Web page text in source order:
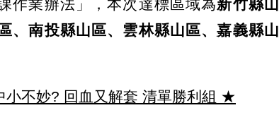
作業辦法」，本次達標區域為新竹縣山
、南投縣山區、雲林縣山區、嘉義縣山
不妙? 回血又解套 清單勝利組 ★